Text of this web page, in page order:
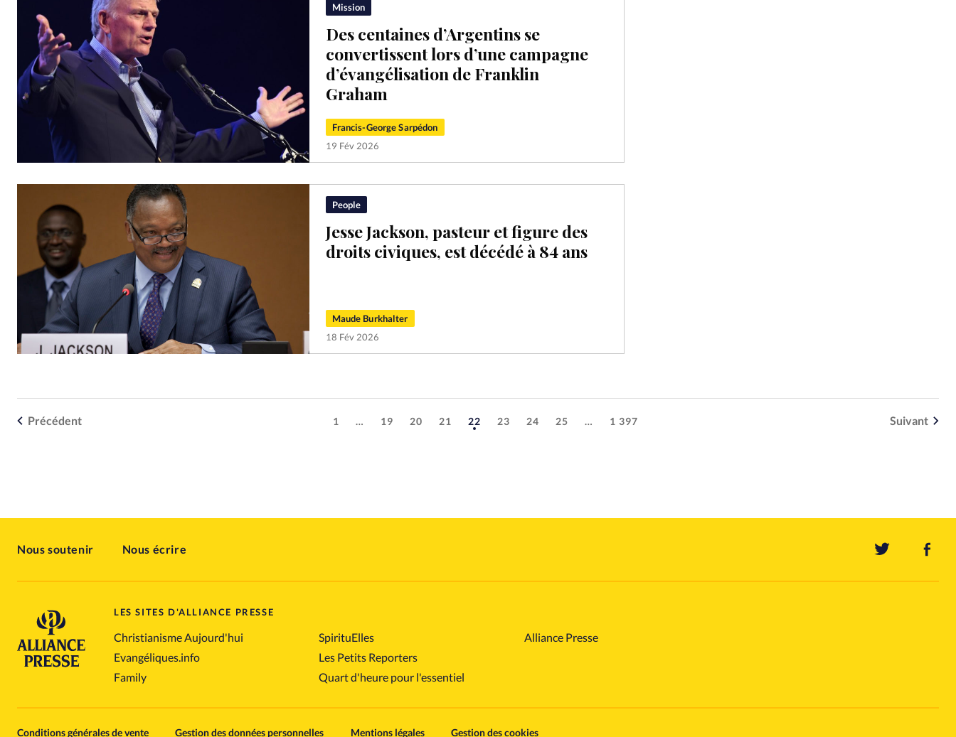
Mission
Des centaines d’Argentins se
convertissent lors d’une campagne
d’évangélisation de Franklin
Graham
Francis-George Sarpédon
19 Fév 2026
People
Jesse Jackson, pasteur et figure des
droits civiques, est décédé à 84 ans
Maude Burkhalter
18 Fév 2026
Précédent 1 … 19 20 21 22 23 24 25 … 1 397 Suivant
Nous soutenir Nous écrire
LES SITES D'ALLIANCE PRESSE
Christianisme Aujourd'hui
Evangéliques.info
Family
SpirituElles
Les Petits Reporters
Quart d'heure pour l'essentiel
Alliance Presse
Conditions générales de vente Gestion des données personnelles Mentions légales Gestion des cookies